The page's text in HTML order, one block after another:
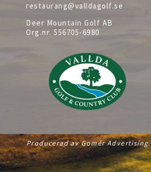
restaurang@valldagolf.se
Deer Mountain Golf AB
Org.nr. 556705-6980
Producerad av Gomér Advertising.